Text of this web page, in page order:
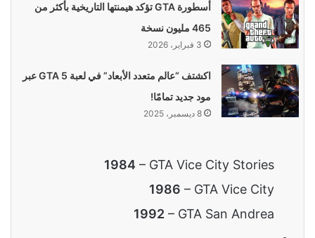
أسطورة GTA تؤكد هيمنتها التاريخية بأكثر من
465 مليون نسخة
3 فبراير، 2026
اكشتف “عالم متعدد الأبعاد” في لعبة GTA 5 عبر
مود جديد تمامًا!
8 ديسمبر، 2025
1984 – GTA Vice City Stories
1986 – GTA Vice City
1992– GTA San Andrea